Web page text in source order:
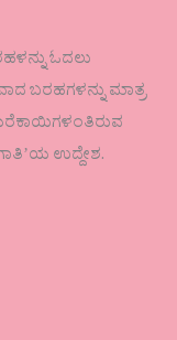
ಓದಲು
ಬರಹಗಳನ್ನು ಮಾತ್ರ
ಉದ್ದೇಶ.